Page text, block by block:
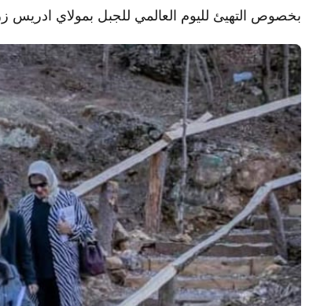
بخصوص التهيئ لليوم العالمي للجبل بمولاي ادريس